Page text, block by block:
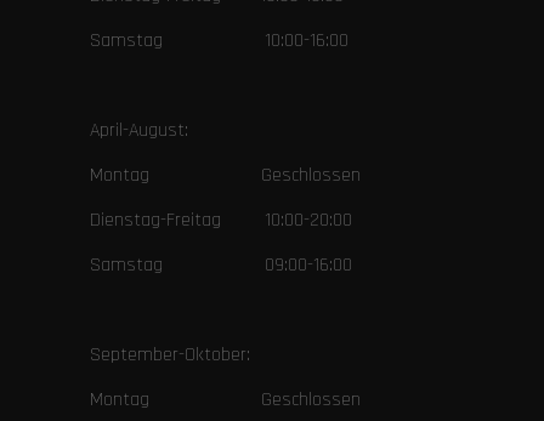
Samstag 10:00-16:00
April-August:
Montag Geschlossen
Dienstag-Freitag 10:00-20:00
Samstag 09:00-16:00
September-Oktober:
Montag Geschlossen